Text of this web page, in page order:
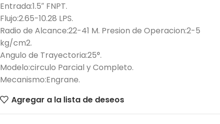
Entrada:1.5″ FNPT.
Flujo:2.65-10.28 LPS.
Radio de Alcance:22-41 M. Presion de Operacion:2-5
kg/cm2.
Angulo de Trayectoria:25°.
Modelo:circulo Parcial y Completo.
Mecanismo:Engrane.
Agregar a la lista de deseos